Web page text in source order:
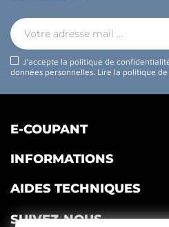
J'accepte la politique de
données personnelles. Lire la politique
E-COUPANT
INFORMATIONS
AIDES TECHNIQUES
SUIVEZ-NOUS